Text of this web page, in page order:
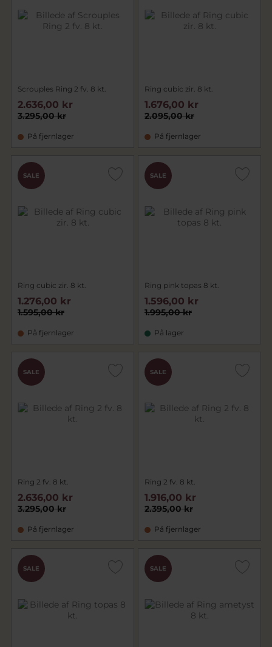
Scrouples Ring 2 fv. 8 kt.
3.295,00 kr
2.636,00 kr
På fjernlager
Ring cubic zir. 8 kt.
2.095,00 kr
1.676,00 kr
På fjernlager
SALE
Ring cubic zir. 8 kt.
1.595,00 kr
1.276,00 kr
På fjernlager
SALE
Ring pink topas 8 kt.
1.995,00 kr
1.596,00 kr
På lager
SALE
Ring 2 fv. 8 kt.
3.295,00 kr
2.636,00 kr
På fjernlager
SALE
Ring 2 fv. 8 kt.
2.395,00 kr
1.916,00 kr
På fjernlager
SALE SALE